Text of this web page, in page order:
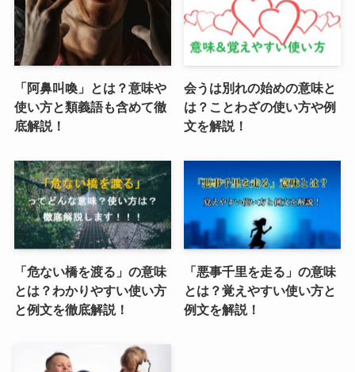
「阿鼻叫喚」とは？意味や
使い方と類義語も含めて徹
底解説！
会うは別れの始めの意味と
は？ことわざの使い方や例
文を解説！
「危ない橋を渡る」の意味
とは？わかりやすい使い方
と例文を徹底解説！
「悪事千里を走る」の意味
とは？覚えやすい使い方と
例文を解説！